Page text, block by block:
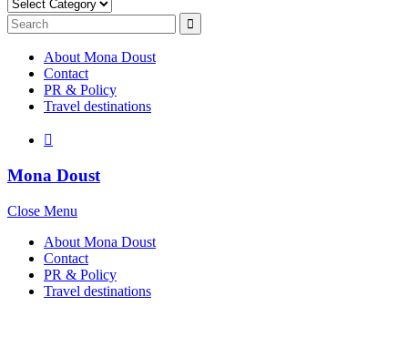
Search
for:
About Mona Doust
Contact
PR & Policy
Travel destinations
Mona Doust
Close Menu
About Mona Doust
Contact
PR & Policy
Travel destinations